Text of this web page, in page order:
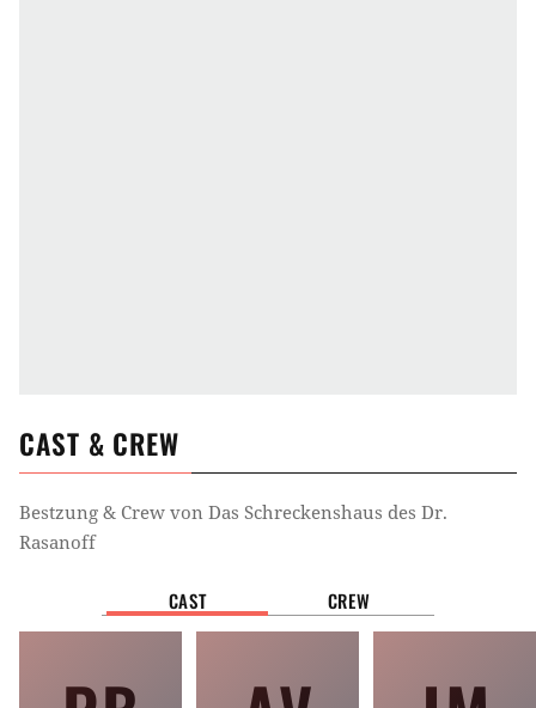
CAST & CREW
Bestzung & Crew von Das Schreckenshaus des Dr.
Rasanoff
CAST CREW